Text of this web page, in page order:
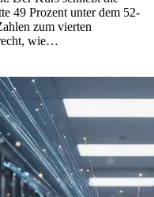
49 Prozent unter dem 52-
zum vierten
wie…